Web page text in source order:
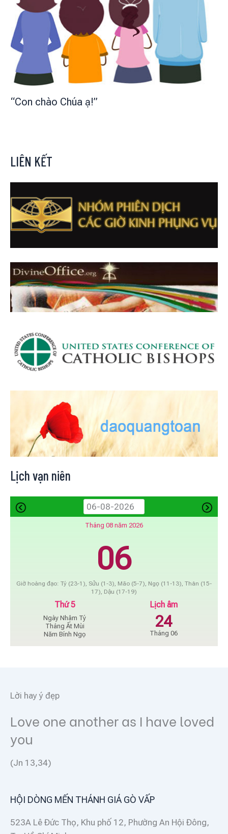
“Con chào Chúa ạ!”
LIÊN KẾT
Lịch vạn niên
Tháng 08 năm 2026
06
Giờ hoàng đạo: Tý (23-1), Sửu (1-3), Mão (5-7), Ngọ (11-13), Thân (15-
17), Dậu (17-19)
Thứ 5
Ngày Nhâm Tý
Tháng Ất Mùi
Năm Bính Ngọ
Lịch âm
24
Tháng 06
Lời hay ý đẹp
Love one another as I have loved
you
(Jn 13,34)
HỘI DÒNG MẾN THÁNH GIÁ GÒ VẤP
523A Lê Đức Thọ, Khu phố 12, Phường An Hội Đông,